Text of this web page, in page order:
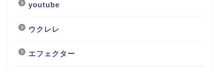
youtube
ウクレレ
エフェクター